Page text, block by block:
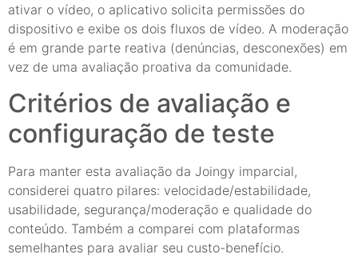
ativar o vídeo, o aplicativo solicita permissões do
dispositivo e exibe os dois fluxos de vídeo. A moderação
é em grande parte reativa (denúncias, desconexões) em
vez de uma avaliação proativa da comunidade.
Critérios de avaliação e
configuração de teste
Para manter esta avaliação da Joingy imparcial,
considerei quatro pilares: velocidade/estabilidade,
usabilidade, segurança/moderação e qualidade do
conteúdo. Também a comparei com plataformas
semelhantes para avaliar seu custo-benefício.